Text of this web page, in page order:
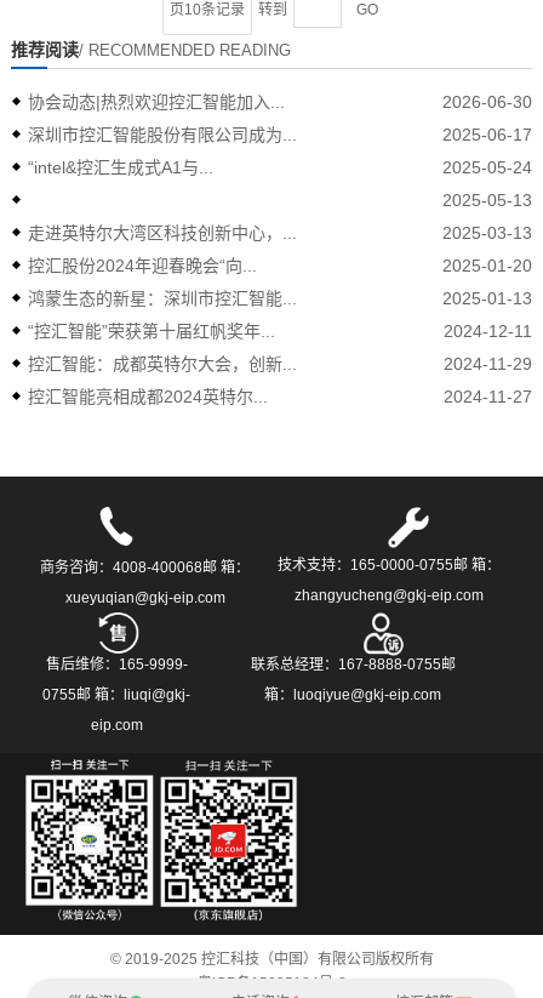
页10条记录 转到 GO
推荐阅读/ RECOMMENDED READING
协会动态|热烈欢迎控汇智能加入...
2026-06-30
深圳市控汇智能股份有限公司成为...
2025-06-17
“intel&控汇生成式A1与...
2025-05-24
2025-05-13
走进英特尔大湾区科技创新中心，...
2025-03-13
控汇股份2024年迎春晚会“向...
2025-01-20
鸿蒙生态的新星：深圳市控汇智能...
2025-01-13
“控汇智能”荣获第十届红帆奖年...
2024-12-11
控汇智能：成都英特尔大会，创新...
2024-11-29
控汇智能亮相成都2024英特尔...
2024-11-27
商务咨询：4008-400068邮 箱：
xueyuqian@gkj-eip.com
技术支持：165-0000-0755邮 箱：
zhangyucheng@gkj-eip.com
售后维修：165-9999-
0755邮 箱：liuqi@gkj-
eip.com
联系总经理：167-8888-0755邮
箱：luoqiyue@gkj-eip.com
© 2019-2025 控汇科技（中国）有限公司版权所有
粤ICP备15095184号-2